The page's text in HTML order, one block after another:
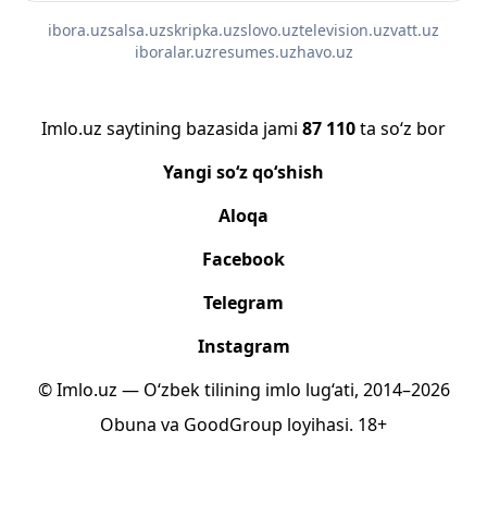
ibora.uzsalsa.uzskripka.uzslovo.uztelevision.uzvatt.uz
iboralar.uzresumes.uzhavo.uz
Imlo.uz saytining bazasida jami 87 110ta so‘z bor
Yangi so‘z qo‘shish
Aloqa
Facebook
Telegram
Instagram
© Imlo.uz — O‘zbek tilining imlo lug‘ati, 2014–2026
Obuna va GoodGroup loyihasi. 18+